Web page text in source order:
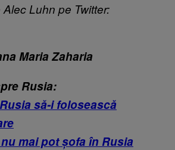
Luhn pe Twitter:
Maria Zaharia
Rusia:
să-i folosească
mai pot șofa în Rusia